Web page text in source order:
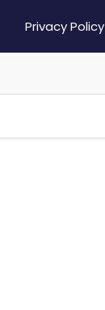
Privacy Policy